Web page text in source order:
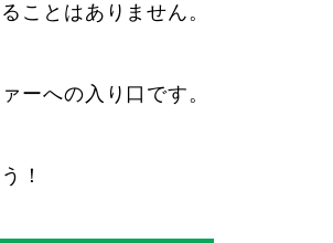
ことはありません。
ーへの入り口です。
！